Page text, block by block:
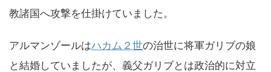
教諸国へ攻撃を仕掛けていました。
アルマンゾールはハカム２世の治世に将軍ガリブの娘
と結婚していましたが、義父ガリブとは政治的に対立